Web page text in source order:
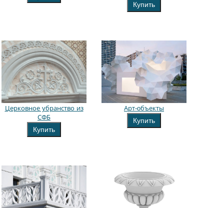
Купить
Церковное убранство из
СФБ
Купить
Арт-oбъекты
Купить